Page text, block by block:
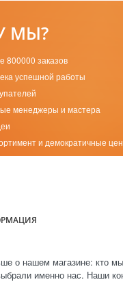
МЫ?
800000 заказов
успешной работы
менеджеры и мастера
и демократичные
о нашем магазине: кто
именно нас. Наши